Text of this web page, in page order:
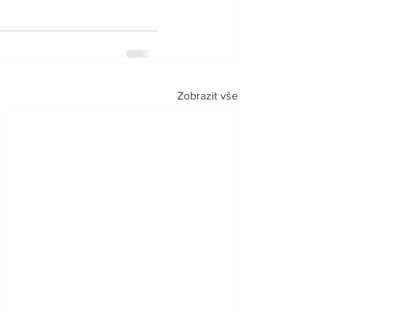
Zobrazit vše